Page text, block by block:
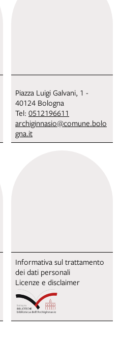
Piazza Luigi Galvani, 1 -
40124 Bologna
Tel: 0512196611
archiginnasio@comune.bolo
gna.it
Informativa sul trattamento
dei dati personali
Licenze e disclaimer